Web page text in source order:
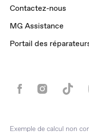
Contactez-nous
MG Assistance
Portail des
Exemple de calcul non